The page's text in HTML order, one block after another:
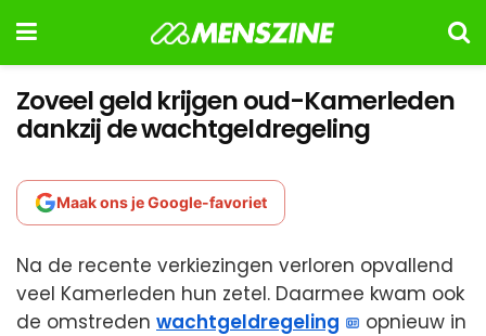
Zoveel geld krijgen oud-Kamerleden
dankzij de wachtgeldregeling
Maak ons je Google-favoriet
Na de recente verkiezingen verloren opvallend
veel Kamerleden hun zetel. Daarmee kwam ook
de omstreden wachtgeldregeling
opnieuw in